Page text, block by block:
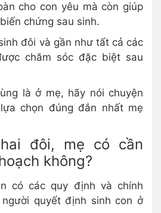
cho con yêu mà còn giúp
chứng sau sinh.
đôi và gần như tất cả các
chăm sóc đặc biệt sau
là ở mẹ, hãy nói chuyện
chọn đúng đắn nhất mẹ
đôi, mẹ có cần
không?
có các quy định và chính
quyết định sinh con ở